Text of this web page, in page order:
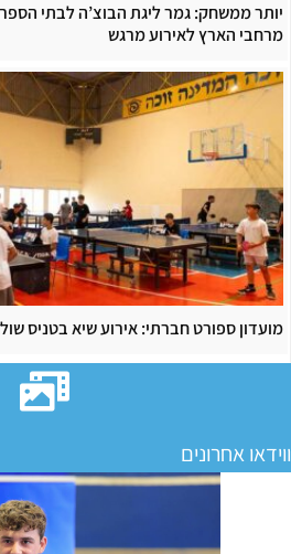
יותר ממשחק: גמר ליגת הבוצ’ה לבתי
מרחבי הארץ לאירוע מרגש
מועדון ספורט חברתי: אירוע שיא בטניס
ווידאו אחרונים